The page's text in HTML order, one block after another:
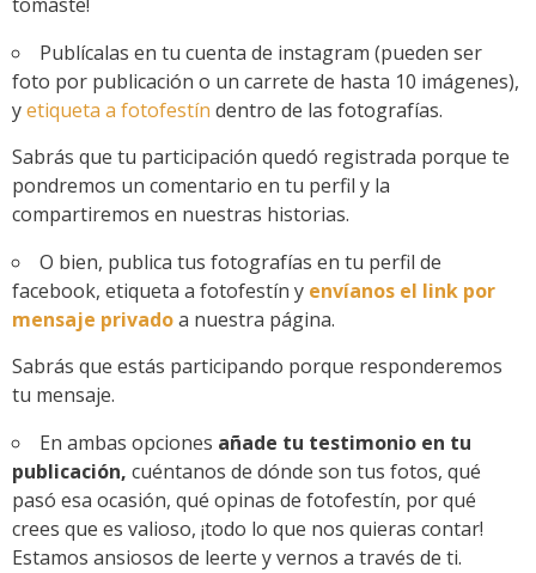
Publícalas en tu cuenta de instagram (pueden ser
foto por publicación o un carrete de hasta 10 imágenes),
yetiqueta a fotofestín dentro de las fotografías.
Sabrás que tu participación quedó registrada porque te
pondremos un comentario en tu perfil y la
compartiremos en nuestras historias.
O bien, publica tus fotografías en tu perfil de
facebook, etiqueta a fotofestín y envíanos el link por
mensaje privadoa nuestra página.
Sabrás que estás participando porque responderemos
tu mensaje.
En ambas opciones añade tu testimonio en tu
publicación, cuéntanos de dónde son tus fotos, qué
pasó esa ocasión, qué opinas de fotofestín, por qué
crees que es valioso, ¡todo lo que nos quieras contar!
Estamos ansiosos de leerte y vernos a través de ti.